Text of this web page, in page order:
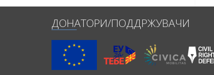
ДОНАТОРИ/ПОДДРЖУВАЧИ